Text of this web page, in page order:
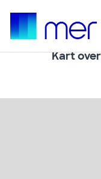
Kart